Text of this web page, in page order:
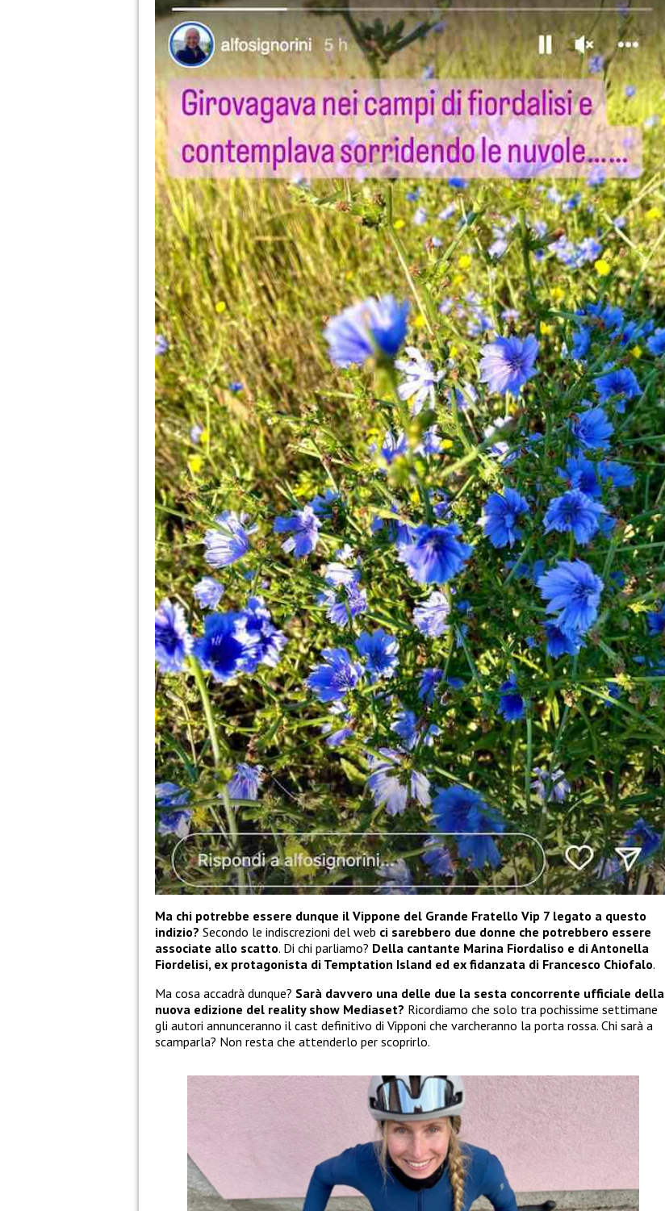
Ma chi potrebbe essere dunque il Vippone del Grande Fratello Vip 7 legato a questo
indizio? Secondo le indiscrezioni del web ci sarebbero due donne che potrebbero essere
associate allo scatto. Di chi parliamo? Della cantante Marina Fiordaliso e di Antonella
Fiordelisi, ex protagonista di Temptation Island ed ex fidanzata di Francesco Chiofalo.
Ma cosa accadrà dunque? Sarà davvero una delle due la sesta concorrente ufficiale della
nuova edizione del reality show Mediaset? Ricordiamo che solo tra pochissime settimane
gli autori annunceranno il cast definitivo di Vipponi che varcheranno la porta rossa. Chi sarà a
scamparla? Non resta che attenderlo per scoprirlo.